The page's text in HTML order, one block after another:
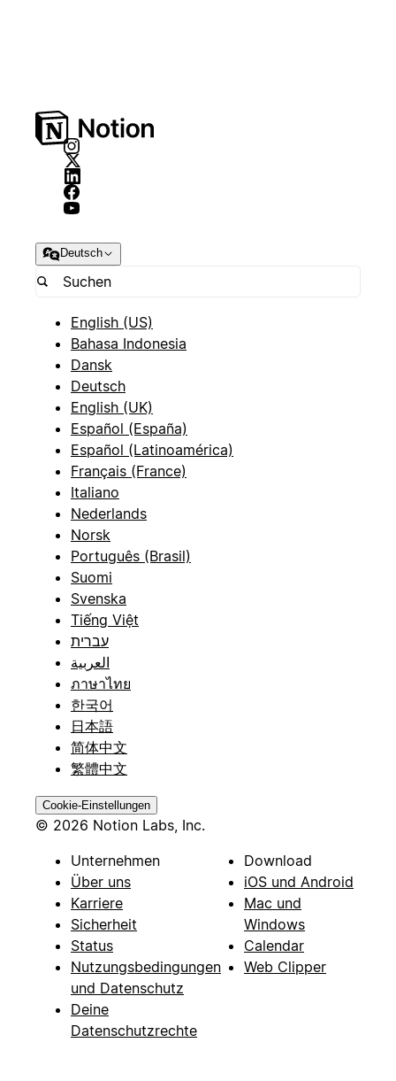
Deutsch
English (US)
Bahasa Indonesia
Dansk
Deutsch
English (UK)
Español (España)
Español (Latinoamérica)
Français (France)
Italiano
Nederlands
Norsk
Português (Brasil)
Suomi
Svenska
Tiếng Việt
עברית
العربية
ภาษาไทย
한국어
日本語
简体中文
繁體中文
Cookie-Einstellungen
© 2026 Notion Labs, Inc.
Unternehmen
Über uns
Karriere
Sicherheit
Status
Nutzungsbedingungen
und Datenschutz
Deine
Datenschutzrechte
Download
iOS und Android
Mac und
Windows
Calendar
Web Clipper